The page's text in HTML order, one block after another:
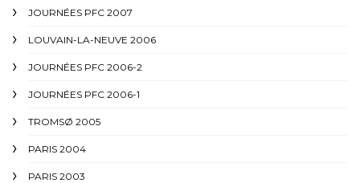
JOURNÉES PFC 2007
LOUVAIN-LA-NEUVE 2006
JOURNÉES PFC 2006-2
JOURNÉES PFC 2006-1
TROMSØ 2005
PARIS 2004
PARIS 2003